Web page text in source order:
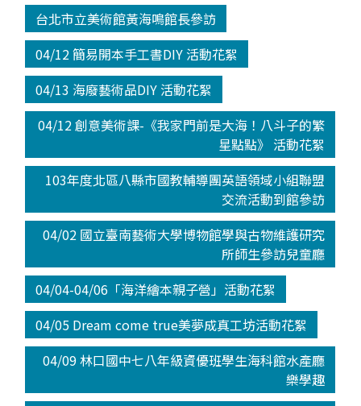
台北市立美術館黃海鳴館長參訪
04/12 簡易開本手工書DIY 活動花絮
04/13 海廢藝術品DIY 活動花絮
04/12 創意美術課-《我家門前是大海！八斗子的繁
星點點》 活動花絮
103年度北區八縣市國教輔導團英語領域小組聯盟
交流活動到館參訪
04/02 國立臺南藝術大學博物館學與古物維護研究
所師生參訪兒童廳
04/04-04/06「海洋繪本親子營」活動花絮
04/05 Dream come true美夢成真工坊活動花絮
04/09 林口國中七八年級資優班學生海科館水產廳
樂學趣